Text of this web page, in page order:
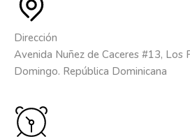
Dirección
Avenida Nuñez de Caceres #13, Los
Domingo. República Dominicana